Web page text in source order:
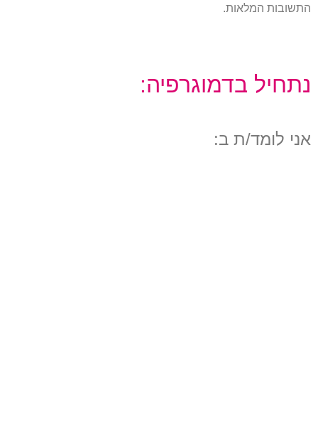
התשובות המלאות.
נתחיל בדמוגרפיה:
אני לומד/ת ב: